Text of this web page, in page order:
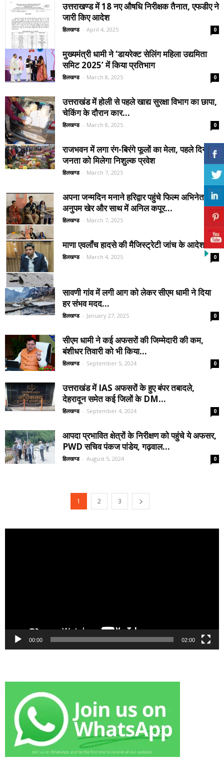
उत्तराखण्ड में 18 नए औषधि निरीक्षक तैनात, एफडीए ने
जारी किए आदेश
हिलखण्ड - April 4, 2025 0
मुख्यमंत्री धामी ने ‘डायरेक्ट सेलिंग महिला उद्यमिता
समिट 2025’ में किया प्रतिभाग
हिलखण्ड - March 8, 2025 0
उत्तराखंड में होली से पहले खाद्य सुरक्षा विभाग का छापा,
चेकिंग के दौरान कार...
हिलखण्ड - March 8, 2025 0
राजभवन में लगा रंग-बिरंगे फूलों का मेला, पहले दिन
जनता को मिलेगा निशुल्क प्रवेश
हिलखण्ड - March 7, 2025 0
अपना जन्मदिन मनाने हरिद्वार पहुंचे फिल्म अभिनेता
अनुपम खेर और साथ में अनिल कपूर...
हिलखण्ड - March 7, 2025 0
माणा एवलॉंच हादसे की मैजिस्ट्रेटी जांच के आदेश
हिलखण्ड - March 4, 2025 0
सावणी गांव में लगी आग को लेकर सीएम धामी ने दिया
हर संभव मदद...
हिलखण्ड - January 27, 2025 0
सीएम धामी ने कई अफसरों की जिम्मेदारी की कम,
बंशीधर तिवारी को भी किया...
हिलखण्ड - September 5, 2024 0
उत्तराखंड में IAS अफसरों के हुए बंपर तबादले,
देहरादून समेत कई जिलों के DM...
हिलखण्ड - September 4, 2024 0
आपदा प्रभावित क्षेत्रों के निरीक्षण को पहुंचे ये अफसर,
PWD सचिव पंकज पांडेय, गढ़वाल...
हिलखण्ड - August 5, 2024 0
1 2 3
00:00 02:00